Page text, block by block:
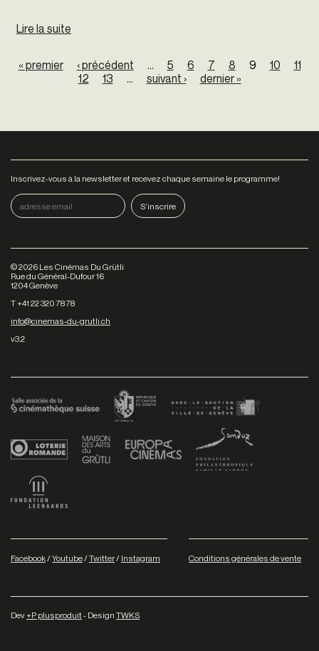
Lire la suite
Pages
« premier ‹ précédent … 5 6 7 8 9 10
11
12
13 … suivant › dernier »
Inscrivez-vous à la newsletter et recevez chaque semaine le programme!
©2026 Les Cinémas Du Grütli
Rue du Général-Dufour 16
1204 Genève
T +41 22 320 78 78
info@cinemas-du-grutli.ch
v3.2
Facebook/Youtube/Twitter/ Instagram Conditions générales de vente
Dev+P plusproduit- Design TWKS